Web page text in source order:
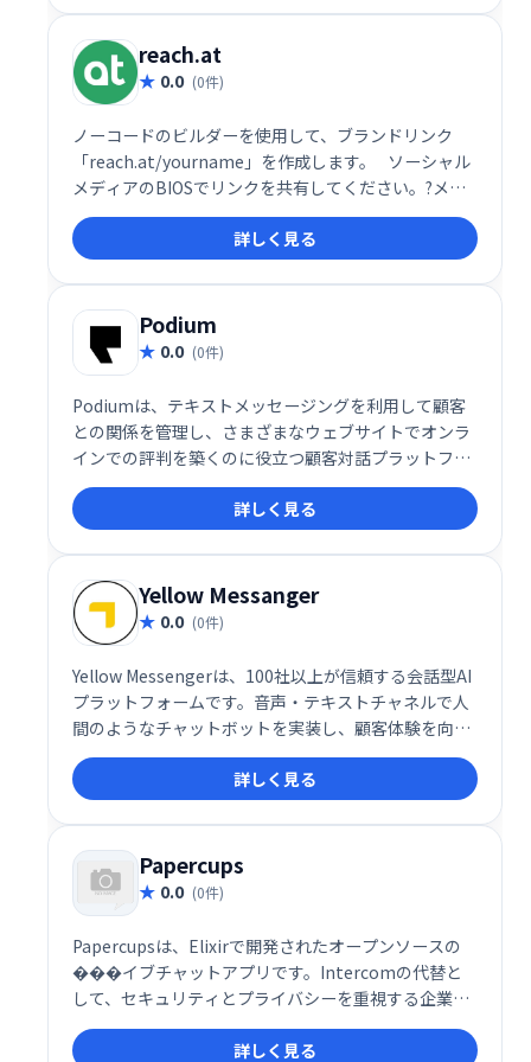
適化で、ビジネス成長を支援します。
reach.at
0.0 (0件)
ノーコードのビルダーを使用して、ブランドリンク
「reach.at/yourname」を作成します。⠀ソーシャル
メディアのBIOSでリンクを共有してください。?メー
ルの署名✉️など。誰かがあなたに連絡したときにすぐ
にメール通知を受け取ります。
詳しく見る
Podium
0.0 (0件)
Podiumは、テキストメッセージングを利用して顧客
との関係を管理し、さまざまなウェブサイトでオンラ
インでの評判を築くのに役立つ顧客対話プラットフォ
ームです。
詳しく見る
Yellow Messanger
0.0 (0件)
Yellow Messengerは、100社以上が信頼する会話型AI
プラットフォームです。音声・テキストチャネルで人
間のようなチャットボットを実装し、顧客体験を向上
させます。強力なNLPエンジン、感情分析、90以上の
言語対応など、高度な機能を備え、コンタクトセンタ
ーの自動化にも貢献します。エンドツーエンドの会話
設計で、スムーズなコミュニケーションを実現しま
す。
詳しく見る
Papercups
0.0 (0件)
Papercupsは、Elixirで開発されたオープンソースの
���イブチャットアプリです。Intercomの代替と
して、セキュリティとプライバシーを重視する企業に
自己ホスト型ソリューションを提供します。ソースコ
ードへのアクセスが可能で、カスタマイズ性に優れて
詳しく見る